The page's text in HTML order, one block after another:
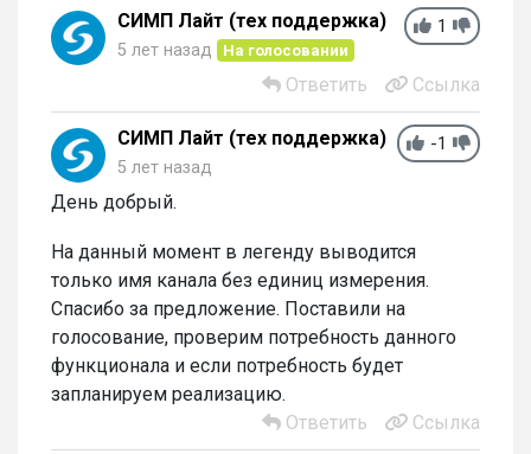
1
СИМП Лайт (тех поддержка)
5 лет назад На голосовании
Ответить Ссылка
-1
СИМП Лайт (тех поддержка)
5 лет назад
День добрый.
На данный момент в легенду выводится
только имя канала без единиц измерения.
Спасибо за предложение. Поставили на
голосование, проверим потребность данного
функционала и если потребность будет
запланируем реализацию.
Ответить
Ссылка